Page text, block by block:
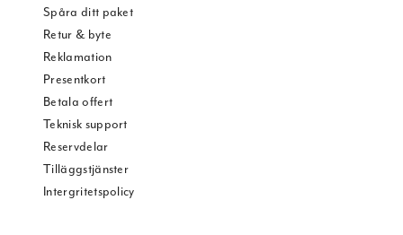
Spåra ditt paket
Retur & byte
Reklamation
Presentkort
Betala offert
Teknisk support
Reservdelar
Tilläggstjänster
Intergritetspolicy